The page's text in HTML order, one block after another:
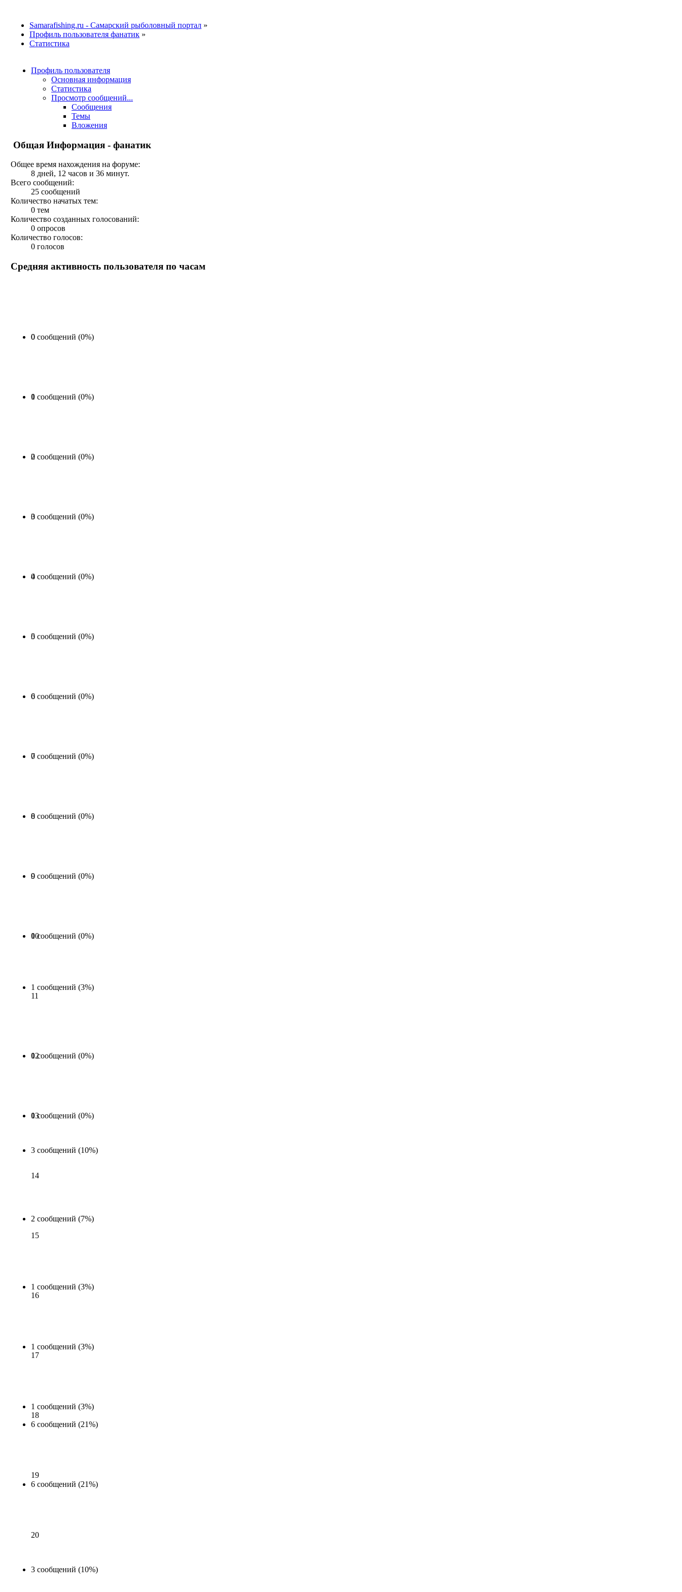
Samarafishing.ru - Самарский рыболовный портал »
Профиль пользователя фанатик »
Статистика
Профиль пользователя
Основная информация
Статистика
Просмотр сообщений...
Сообщения
Темы
Вложения
Общая Информация - фанатик
Общее время нахождения на форуме:
8 дней, 12 часов и 36 минут.
Всего сообщений:
25 сообщений
Количество начатых тем:
0 тем
Количество созданных голосований:
0 опросов
Количество голосов:
0 голосов
Средняя активность пользователя по часам
0 сообщений (0%)
0
0 сообщений (0%)
1
0 сообщений (0%)
2
0 сообщений (0%)
3
0 сообщений (0%)
4
0 сообщений (0%)
5
0 сообщений (0%)
6
0 сообщений (0%)
7
0 сообщений (0%)
8
0 сообщений (0%)
9
0 сообщений (0%)
10
1 сообщений (3%)
11
0 сообщений (0%)
12
0 сообщений (0%)
13
3 сообщений (10%)
14
2 сообщений (7%)
15
1 сообщений (3%)
16
1 сообщений (3%)
17
1 сообщений (3%)
18
6 сообщений (21%)
19
6 сообщений (21%)
20
3 сообщений (10%)